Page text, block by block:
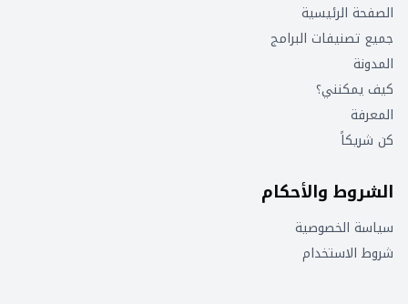
الصفحة الرئيسية
جميع تصنيفات البرامج
المدونة
كيف يمكنني؟
المعرفة
كن شريكاً
الشروط والأحكام
سياسة الخصوصية
شروط الاستخدام